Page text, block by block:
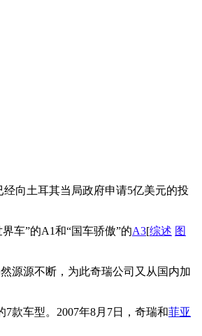
向土耳其当局政府申请5亿美元的投
车”的A1和“国车骄傲”的A3[综述 图
源源不断，为此奇瑞公司又从国内加
7款车型。2007年8月7日，奇瑞和菲亚